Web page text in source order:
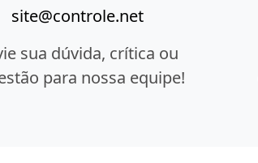
site@controle.net
sua dúvida, crítica ou
para nossa equipe!